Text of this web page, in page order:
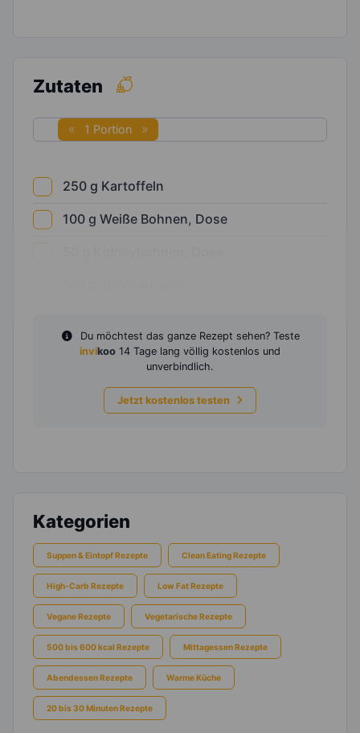
Zutaten
1 Portion
250 g Kartoffeln
100 g Weiße Bohnen, Dose
Du möchtest das ganze Rezept sehen? Teste
invikoo 14 Tage lang völlig kostenlos und
unverbindlich.
Jetzt kostenlos testen
Kategorien
Suppen & Eintopf Rezepte Clean Eating Rezepte
High-Carb Rezepte Low Fat Rezepte
Vegane Rezepte Vegetarische Rezepte
500 bis 600 kcal Rezepte Mittagessen Rezepte
Abendessen Rezepte Warme Küche
20 bis 30 Minuten Rezepte